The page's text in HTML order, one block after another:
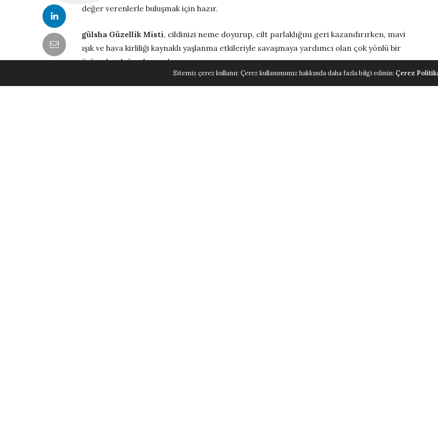
değer verenlerle buluşmak için hazır.
gülsha Güzellik Misti, cildinizi neme doyurup, cilt parlaklığını geri kazandırırken, mavi
ışık ve hava kirliliği kaynaklı yaşlanma etkileriyle savaşmaya yardımcı olan çok yönlü bir
ürün olarak ön plana çıkıyor.
Sitemiz çerez kullanır. Çerez kullanımımız hakkında daha fazla bilgi edinin: Çerez